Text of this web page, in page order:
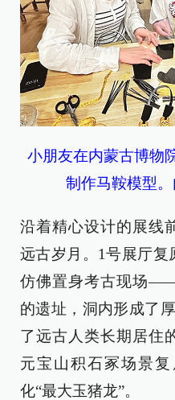
小朋友在内蒙古博物
制作马鞍模型
沿着精心设计的展线
远古岁月。1号展厅复
仿佛置身考古现场
的遗址，洞内形成了
了远古人类长期居住
元宝山积石冢场景
化“最大玉猪龙”。